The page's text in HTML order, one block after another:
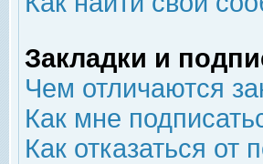
Закладки и
Чем отличаются
Как мне
Как отказаться от